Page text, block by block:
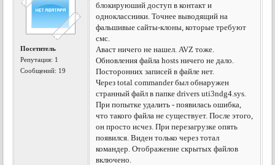
Посетитель
Репутация: 1
Сообщений: 19
блокируюший доступ в контакт и
одноклассники. Точнее выводящий на
фальшивые сайты-клоны, которые требуют
смс.
Аваст ничего не нашел. AVZ тоже.
Обновления файла hosts ничего не дало.
Посторонних записей в файле нет.
Через total commander был обнаружен
странный файл в папке drivers uti3ndg4.sys.
При попытке удалить - появилась ошибка,
что такого файла не существует. После этого,
он просто исчез. При перезагрузке опять
появился. Виден только через тотал
командер. Отображение скрытых файлов
включено.